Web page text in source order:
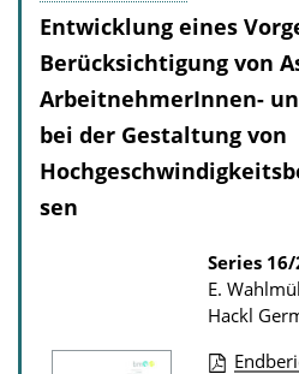
i
a
i
o
D
o
w
n
Entwicklung eines
Berücksichtigung von
ArbeitnehmerInnen-
bei der Gestaltung von
sen
Series 16/
E.
Hackl